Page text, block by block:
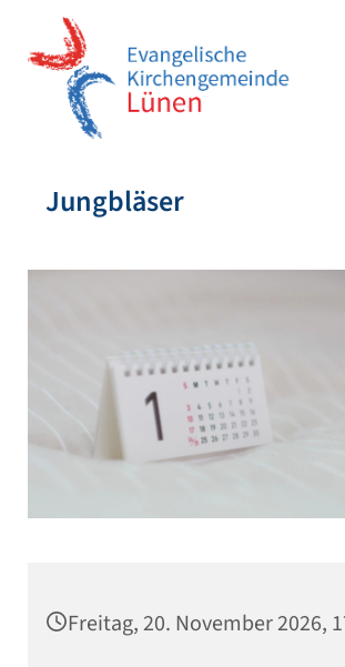
Jungbläser
Freitag, 20. November 2026,